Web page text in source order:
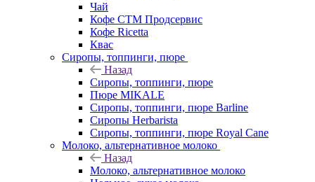
Чай
Кофе СТМ Продсервис
Кофе Ricetta
Квас
Сиропы, топпинги, пюре
Назад
Сиропы, топпинги, пюре
Пюре MIKALE
Сиропы, топпинги, пюре Barline
Сиропы Herbarista
Сиропы, топпинги, пюре Royal Cane
Молоко, альтернативное молоко
Назад
Молоко, альтернативное молоко